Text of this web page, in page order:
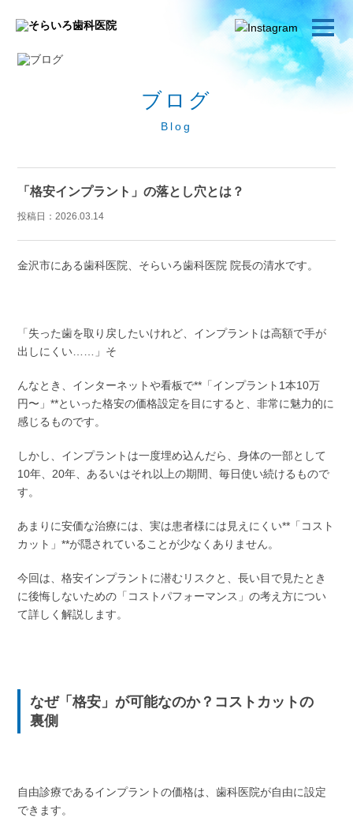
ブログ
Blog
「格安インプラント」の落とし穴とは？
投稿日： 2026.03.14
金沢市にある歯科医院、そらいろ歯科医院 院長の清水です。
「失った歯を取り戻したいけれど、インプラントは高額で手が
出しにくい……」そ
んなとき、インターネットや看板で**「インプラント1本10万
円〜」**といった格安の価格設定を目にすると、非常に魅力的に
感じるものです。
しかし、インプラントは一度埋め込んだら、身体の一部として
10年、20年、あるいはそれ以上の期間、毎日使い続けるもので
す。
あまりに安価な治療には、実は患者様には見えにくい**「コスト
カット」**が隠されていることが少なくありません。
今回は、格安インプラントに潜むリスクと、長い目で見たとき
に後悔しないための「コストパフォーマンス」の考え方につい
て詳しく解説します。
なぜ「格安」が可能なのか？コストカットの
裏側
自由診療であるインプラントの価格は、歯科医院が自由に設定
できます。